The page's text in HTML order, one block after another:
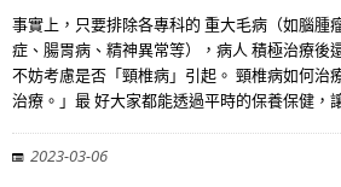
事實上，只要排除各專科的 重大毛病（如腦腫
症、腸胃病、精神異常等），病人 積極治療後
不妨考慮是否「頸椎病」引起。 頸椎病如何治
治療。」最 好大家都能透過平時的保養保健，
2023-03-06